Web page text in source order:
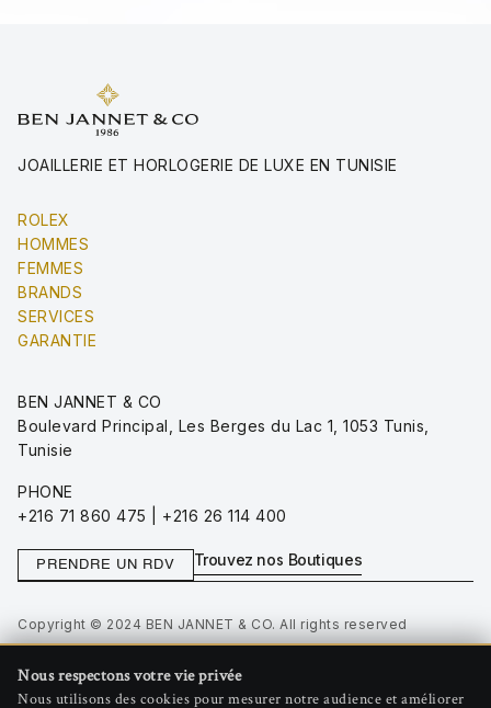
Nous respectons votre vie privée
Nous utilisons des cookies pour mesurer notre audience et améliorer
JOAILLERIE ET HORLOGERIE DE LUXE EN TUNISIE
ROLEX
HOMMES
FEMMES
BRANDS
SERVICES
GARANTIE
BEN JANNET & CO
Boulevard Principal, Les Berges du Lac 1, 1053 Tunis,
Tunisie
PHONE
+216 71 860 475 | +216 26 114 400
PRENDRE UN RDV Trouvez nos Boutiques
Copyright © 2024 BEN JANNET & CO. All rights reserved
Terms of Use